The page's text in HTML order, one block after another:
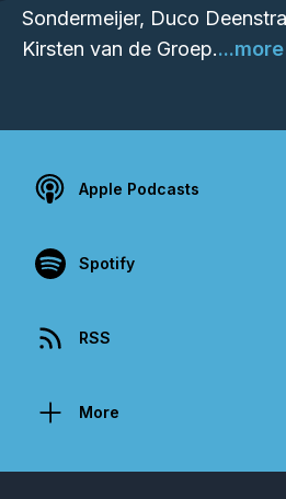
Sondermeijer, Duco
Kirsten van de Groep....more
Apple Podcasts
Spotify
RSS
More